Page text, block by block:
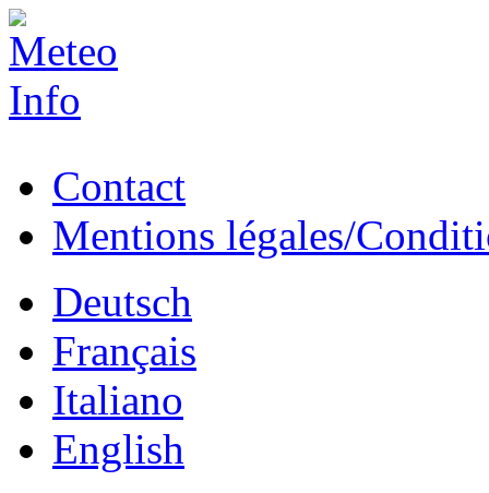
Contact
Mentions légales/
Deutsch
Français
Italiano
English